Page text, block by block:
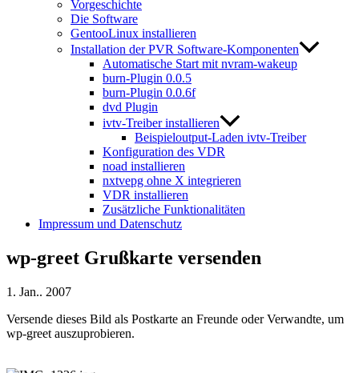
Vorgeschichte
Die Software
GentooLinux installieren
Installation der PVR Software-Komponenten
Automatische Start mit nvram-wakeup
burn-Plugin 0.0.5
burn-Plugin 0.0.6f
dvd Plugin
ivtv-Treiber installieren
Beispieloutput-Laden ivtv-Treiber
Konfiguration des VDR
noad installieren
nxtvepg ohne X integrieren
VDR installieren
Zusätzliche Funktionalitäten
Impressum und Datenschutz
wp-greet Grußkarte versenden
1. Jan.. 2007
Versende dieses Bild als Postkarte an Freunde oder Verwandte, um
wp-greet auszuprobieren.